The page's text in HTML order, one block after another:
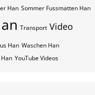
Han Sommer Fussmatten Han
Transport Video
Han Waschen Han
YouTube Videos